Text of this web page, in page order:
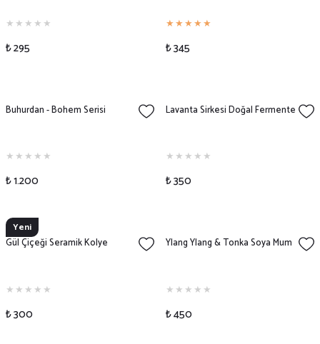
₺ 295 ₺ 345
Buhurdan - Bohem Serisi
₺ 1.200
Lavanta Sirkesi Doğal Fermente
₺ 350
Yeni
Gül Çiçeği Seramik Kolye
₺ 300
Ylang Ylang & Tonka Soya Mum
₺ 450